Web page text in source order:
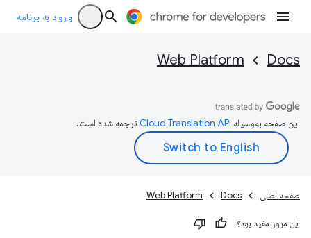
ورود به برنامه
Docs
Web Platform
این صفحه به‌وسیله ترجمه شده است.
صفحه اصلی Docs
Web Platform
این مرور مفید بود؟